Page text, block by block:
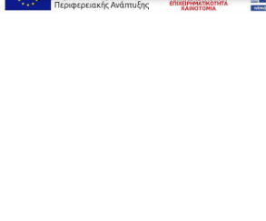
Προσωπικά δεδομένα